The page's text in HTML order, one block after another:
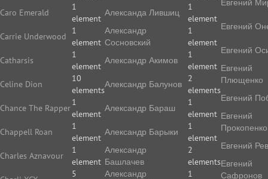
Caro Emerald
1
element
Carrie Underwood
1
element
Catharsis
1
element
Celine Dion
10
elements
Chance The Rapper
1
element
Chappell Roan
1
element
Charles Aznavour
1
element
5
Александа Лившиц
1
element
Александр
Сосновский
1
element
Александр Акимов
1
element
Александр Балунов
2
elements
Александр Бараш
1
element
Александр Барыки
1
element
Александр
Башлачев
2
elements
Александр
1
Евгений
Евгений
Евгений
Евгений
Плющенко
Евгений
Евгений
Прокопенко
Евгений
Евгений
Сафронов